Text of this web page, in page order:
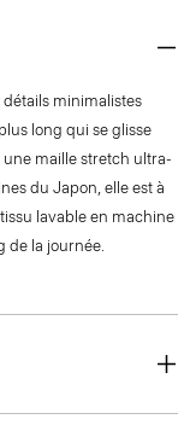
minimalistes
long qui se glisse
maille stretch ultra-
du Japon, elle est à
lavable en machine
de la journée.